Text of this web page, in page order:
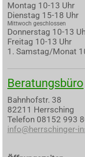
Montag 10-13 Uhr
Dienstag 15-18 Uhr
Mittwoch geschlossen
Donnerstag 10-13
Freitag 10-13 Uhr
1. Samstag/Monat
Beratungsbüro
Bahnhofstr. 38
82211 Herrsching
Telefon 08152 993
info@herrschinger-